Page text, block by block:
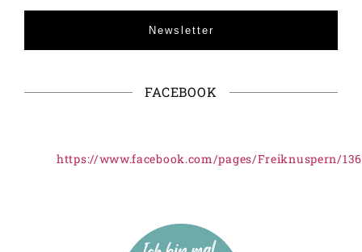
Newsletter
FACEBOOK
https://www.facebook.com/pages/Freiknuspern/